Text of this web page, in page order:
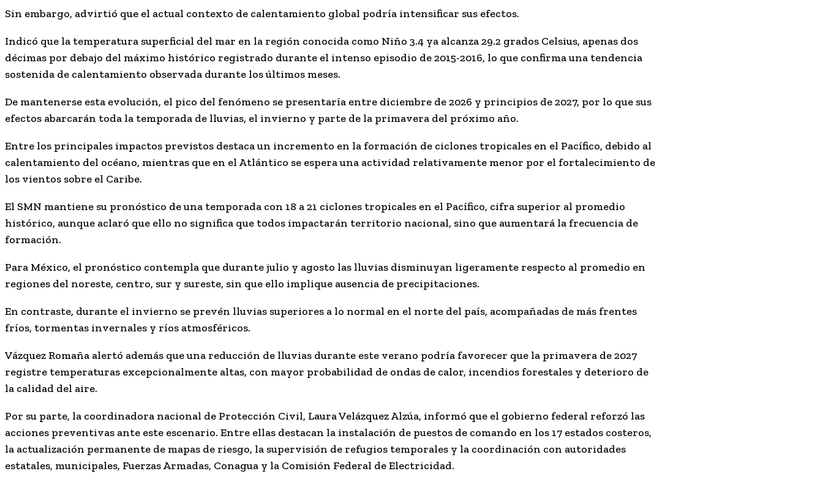
Sin embargo, advirtió que el actual contexto de calentamiento global podría intensificar sus efectos.
Indicó que la temperatura superficial del mar en la región conocida como Niño 3.4 ya alcanza29.2 grados Celsius, apenas dos
décimas por debajo del máximo histórico registrado durante el intenso episodio de 2015-2016, lo que confirma una tendencia
sostenida de calentamiento observada durante los últimos meses.
De mantenerse esta evolución, el pico del fenómeno se presentaría entre diciembre de 2026 y principios de 2027, por lo que sus
efectos abarcarán toda la temporada de lluvias, el invierno y parte de la primavera del próximo año.
Entre los principales impactos previstos destaca un incremento en la formación de ciclones tropicales en el Pacífico, debido al
calentamiento del océano, mientras que en el Atlántico se espera una actividad relativamente menor por el fortalecimiento de
los vientos sobre el Caribe.
El SMN mantiene su pronóstico de una temporada con 18 a 21 ciclones tropicales en el Pacífico, cifra superior al promedio
histórico, aunque aclaró que ello no significa que todos impactarán territorio nacional, sino que aumentará la frecuencia de
formación.
Para México, el pronóstico contempla que durantejulio y agosto las lluvias disminuyan ligeramente respecto al promedio en
regiones del noreste, centro, sur y sureste, sin que ello implique ausencia de precipitaciones.
En contraste, durante el invierno se prevén lluvias superiores a lo normal en el norte del país, acompañadas de más frentes
fríos, tormentas invernales y ríos atmosféricos.
Vázquez Romaña alertó además que una reducción de lluvias durante este verano podría favorecer que la primavera de 2027
registre temperaturas excepcionalmente altas, con mayor probabilidad de ondas de calor, incendios forestales y deterioro de
la calidad del aire.
Por su parte, la coordinadora nacional de Protección Civil, Laura Velázquez Alzúa, informó que el gobierno federal reforzó las
acciones preventivas ante este escenario. Entre ellas destacan la instalación de puestos de comando en los 17 estados costeros,
la actualización permanente de mapas de riesgo, la supervisión de refugios temporales y la coordinación con autoridades
estatales, municipales, Fuerzas Armadas, Conagua y la Comisión Federal de Electricidad.